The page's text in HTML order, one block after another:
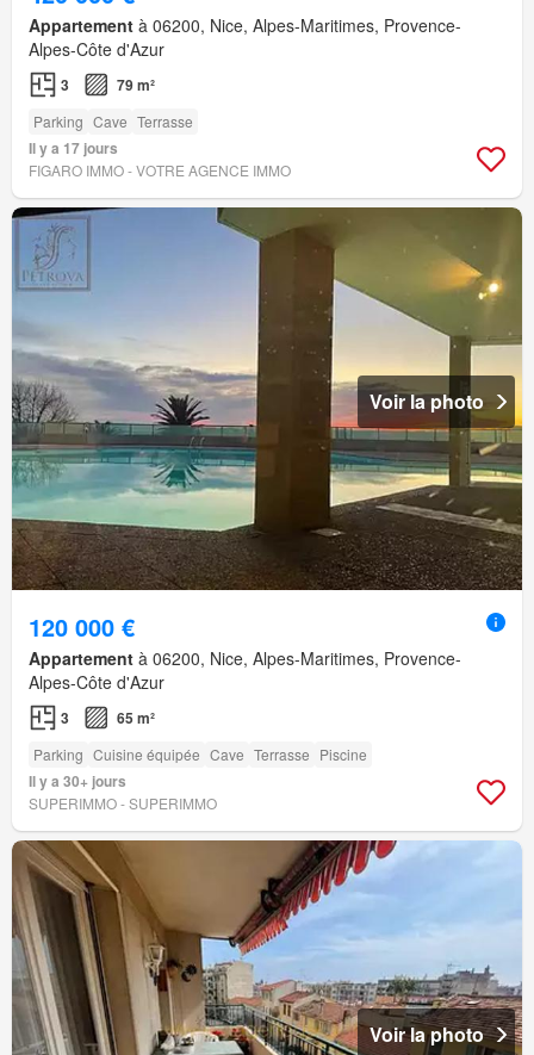
Appartement à 06200, Nice, Alpes-Maritimes, Provence-
Alpes-Côte d'Azur
3 79 m²
Parking Cave Terrasse
Il y a 17 jours
FIGARO IMMO - VOTRE AGENCE IMMO
Voir la photo
120 000 €
Appartement à 06200, Nice, Alpes-Maritimes, Provence-
Alpes-Côte d'Azur
3 65 m²
Parking Cuisine équipée Cave Terrasse Piscine
Il y a 30+ jours
SUPERIMMO - SUPERIMMO
Voir la photo